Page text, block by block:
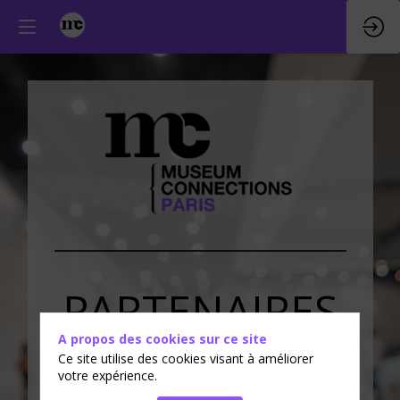
PARTENAIRES
&EXPOSANTS
A propos des cookies sur ce site
Ce site utilise des cookies visant à améliorer
votre expérience.